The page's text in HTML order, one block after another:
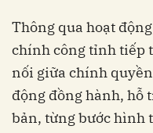
Thông qua hoạt
chính công tỉnh tiếp
nối giữa chính
động đồng hành, hỗ
bản, từng bước hình